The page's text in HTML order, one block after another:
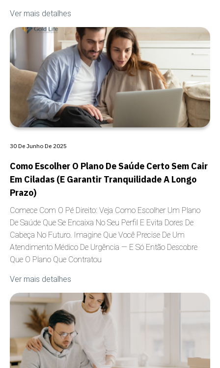
Ver mais detalhes
Como Escolher O Plano De Saúde Certo Sem Cair
Em Ciladas (e Garantir Tranquilidade A Longo
Prazo)
Comece Com O Pé Direito: Veja Como Escolher Um Plano
De Saúde Que Se Encaixa No Seu Perfil E Evita Dores De
Cabeça No Futuro. Imagine Que Você Precise De Um
Atendimento Médico De Urgência — E Só Então Descobre
Que O Plano Que Contratou
Ver mais detalhes
30 De Junho De 2025